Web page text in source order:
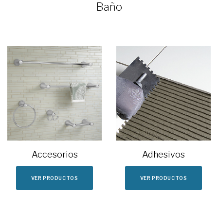
Baño
Accesorios
VER PRODUCTOS
Adhesivos
VER PRODUCTOS